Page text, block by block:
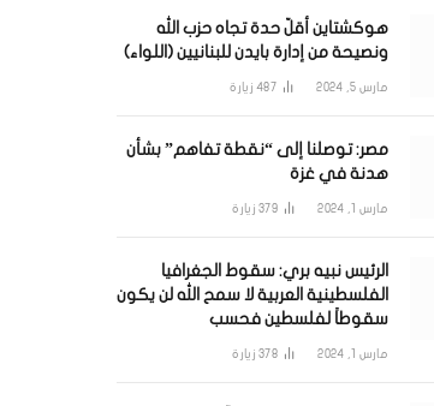
هوكشتاين أقلّ حدة تجاه حزب الله
ونصيحة من إدارة بايدن للبنانيين (اللواء)
مارس 5, 2024 487 زيارة
مصر: توصلنا إلى “نقطة تفاهم” بشأن
هدنة في غزة
مارس 1, 2024 379 زيارة
الرئيس نبيه بري: سقوط الجغرافيا
الفلسطينية العربية لا سمح الله لن يكون
سقوطاً لفلسطين فحسب
مارس 1, 2024 378 زيارة